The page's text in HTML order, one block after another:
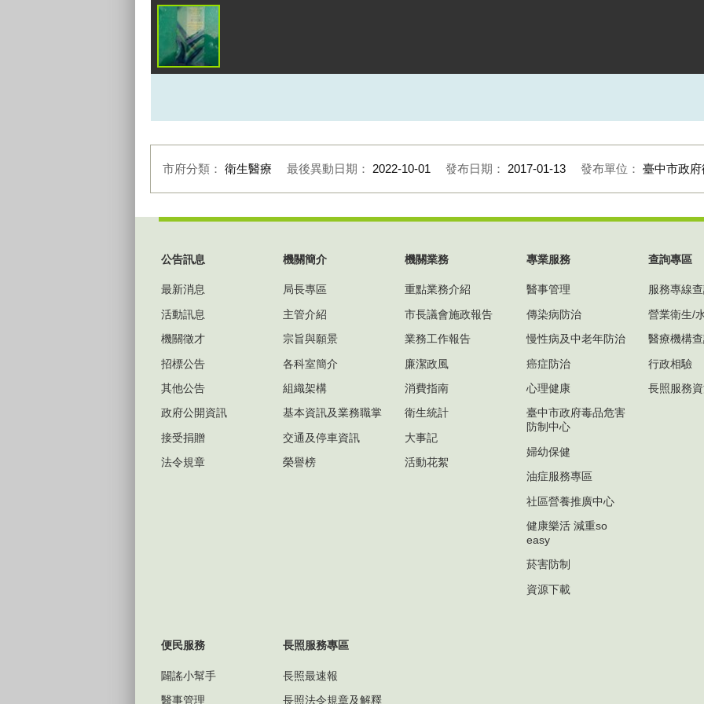
市府分類： 衛生醫療 最後異動日期： 2022-10-01 發布日期： 2017-01-13 發布單位： 臺中市政府
公告訊息
最新消息
活動訊息
機關徵才
招標公告
其他公告
政府公開資訊
接受捐贈
法令規章
機關簡介
局長專區
主管介紹
宗旨與願景
各科室簡介
組織架構
基本資訊及業務職掌
交通及停車資訊
榮譽榜
機關業務
重點業務介紹
市長議會施政報告
業務工作報告
廉潔政風
消費指南
衛生統計
大事記
活動花絮
專業服務
醫事管理
傳染病防治
慢性病及中老年防治
癌症防治
心理健康
臺中市政府毒品危害
防制中心
婦幼保健
油症服務專區
社區營養推廣中心
健康樂活 減重so
easy
菸害防制
資源下載
查詢專區
服務專線
營業衛生/
醫療機構
行政相驗
長照服務
便民服務
闢謠小幫手
醫事管理
長照服務專區
長照最速報
長照法令規章及解釋